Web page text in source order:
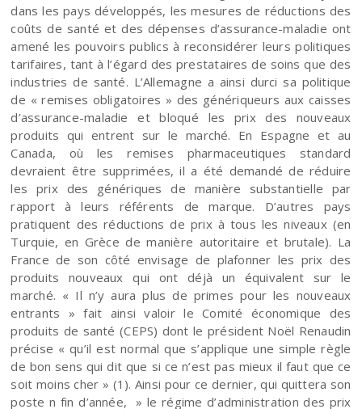
dans les pays développés, les mesures de réductions des
coûts de santé et des dépenses d’assurance-maladie ont
amené les pouvoirs publics à reconsidérer leurs politiques
tarifaires, tant à l’égard des prestataires de soins que des
industries de santé. L’Allemagne a ainsi durci sa politique
de « remises obligatoires » des génériqueurs aux caisses
d’assurance-maladie et bloqué les prix des nouveaux
produits qui entrent sur le marché. En Espagne et au
Canada, où les remises pharmaceutiques standard
devraient être supprimées, il a été demandé de réduire
les prix des génériques de manière substantielle par
rapport à leurs référents de marque. D’autres pays
pratiquent des réductions de prix à tous les niveaux (en
Turquie, en Grèce de manière autoritaire et brutale). La
France de son côté envisage de plafonner les prix des
produits nouveaux qui ont déjà un équivalent sur le
marché. « Il n’y aura plus de primes pour les nouveaux
entrants » fait ainsi valoir le Comité économique des
produits de santé (CEPS) dont le président Noël Renaudin
précise « qu’il est normal que s’applique une simple règle
de bon sens qui dit que si ce n’est pas mieux il faut que ce
soit moins cher » (1). Ainsi pour ce dernier, qui quittera son
poste n fin d’année, » le régime d’administration des prix